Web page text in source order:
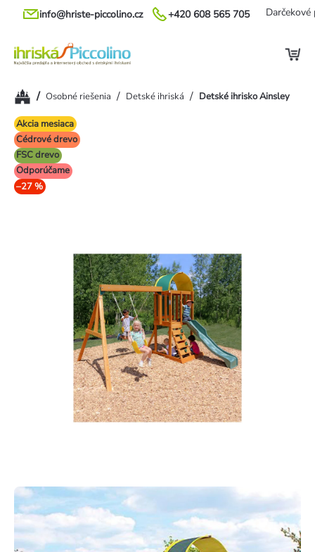
Prejsť
+420 608 565 705
info@hriste-piccolino.cz Darčekové
Domov
/ Osobné riešenia / Detské ihriská / Detské ihrisko Ainsley
Akcia mesiaca
Cédrové drevo
FSC drevo
Odporúčame
–27 %